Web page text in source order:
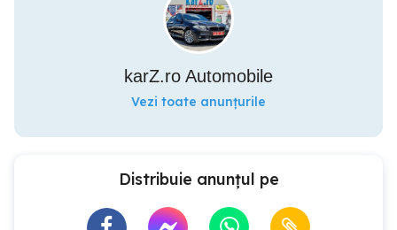
karZ.ro Automobile
Vezi toate anunțurile
Distribuie anunțul pe